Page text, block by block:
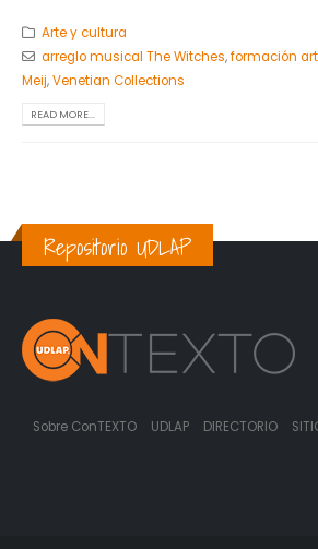
Arte y cultura
arreglo musical The Witches,formación
Meij,Venetian Collections
READ MORE...
Repositorio UDLAP
Sobre ConTEXTO UDLAP DIRECTORIO